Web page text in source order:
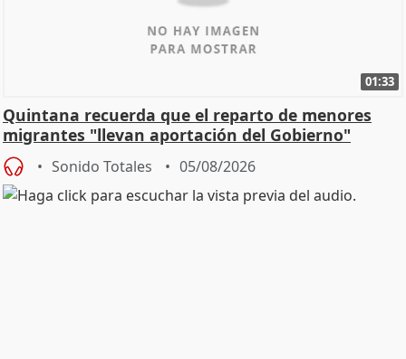
01:33
Quintana recuerda que el reparto de menores
migrantes "llevan aportación del Gobierno"
central
Sonido Totales 05/08/2026